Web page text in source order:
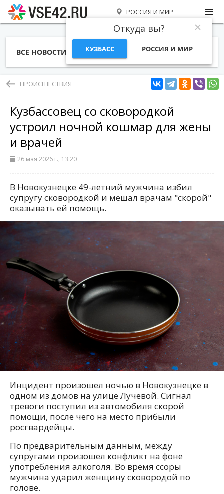
РОССИЯ И МИР
Откуда вы?
КУЗБАСС РОССИЯ И МИР
ВСЕ НОВОСТИ СТАТЬИ ТЕМЫ ФОТО
ПРОИСШЕСТВИЯ
Кузбассовец со сковородкой
устроил ночной кошмар для жены
и врачей
26 мая 2026 г., 13:20
В Новокузнецке 49-летний мужчина избил
супругу сковородкой и мешал врачам "скорой"
оказывать ей помощь.
Инцидент произошел ночью в Новокузнецке в
одном из домов на улице Лучевой. Сигнал
тревоги поступил из автомобиля скорой
помощи, после чего на место прибыли
росгвардейцы.
По предварительным данным, между
супругами произошел конфликт на фоне
употребления алкоголя. Во время ссоры
мужчина ударил женщину сковородой по
голове.